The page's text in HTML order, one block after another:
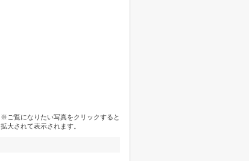
※ご覧になりたい写真をクリックすると
拡大されて表示されます。